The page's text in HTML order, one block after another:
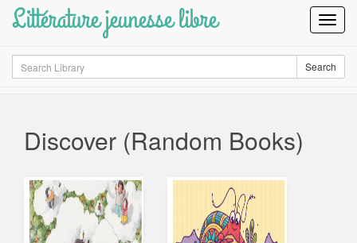
Littérature jeunesse libre
Search Search
Discover (Random Books)